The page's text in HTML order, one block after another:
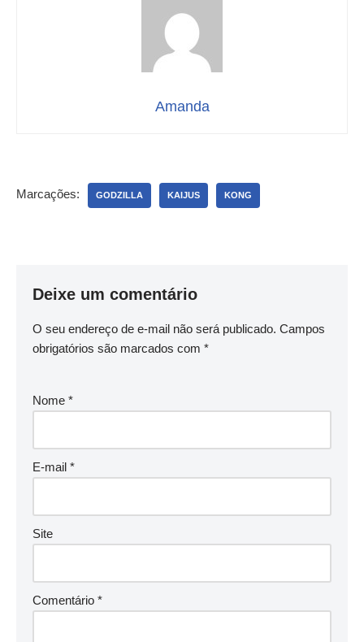
Amanda
Marcações: GODZILLA KAIJUS KONG
Deixe um comentário
O seu endereço de e-mail não será publicado. Campos
obrigatórios são marcados com *
Nome *
E-mail *
Site
Comentário *